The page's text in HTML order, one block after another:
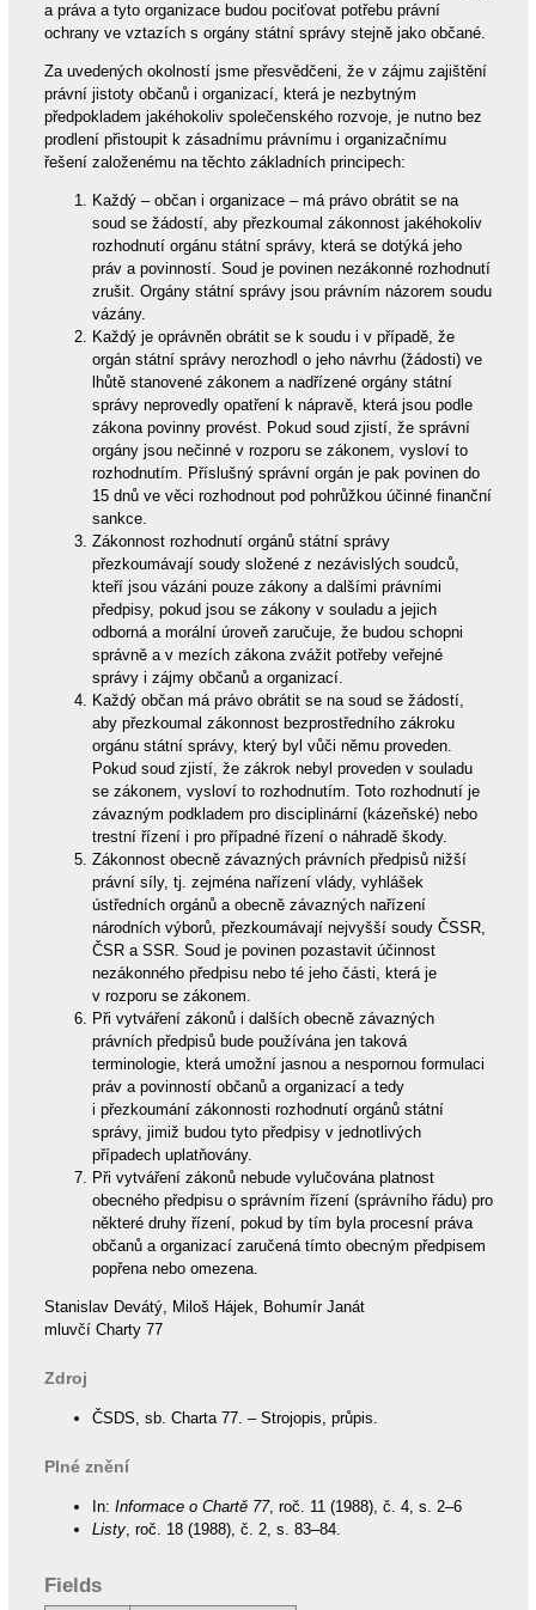
a práva a tyto organizace budou pociťovat potřebu právní
ochrany ve vztazích s orgány státní správy stejně jako občané.
Za uvedených okolností jsme přesvědčeni, že v zájmu zajištění
právní jistoty občanů i organizací, která je nezbytným
předpokladem jakéhokoliv společenského rozvoje, je nutno bez
prodlení přistoupit k zásadnímu právnímu i organizačnímu
řešení založenému na těchto základních principech:
Každý – občan i organizace – má právo obrátit se na
soud se žádostí, aby přezkoumal zákonnost jakéhokoliv
rozhodnutí orgánu státní správy, která se dotýká jeho
práv a povinností. Soud je povinen nezákonné rozhodnutí
zrušit. Orgány státní správy jsou právním názorem soudu
vázány.
Každý je oprávněn obrátit se k soudu i v případě, že
orgán státní správy nerozhodl o jeho návrhu (žádosti) ve
lhůtě stanovené zákonem a nadřízené orgány státní
správy neprovedly opatření k nápravě, která jsou podle
zákona povinny provést. Pokud soud zjistí, že správní
orgány jsou nečinné v rozporu se zákonem, vysloví to
rozhodnutím. Příslušný správní orgán je pak povinen do
15 dnů ve věci rozhodnout pod pohrůžkou účinné finanční
sankce.
Zákonnost rozhodnutí orgánů státní správy
přezkoumávají soudy složené z nezávislých soudců,
kteří jsou vázáni pouze zákony a dalšími právními
předpisy, pokud jsou se zákony v souladu a jejich
odborná a morální úroveň zaručuje, že budou schopni
správně a v mezích zákona zvážit potřeby veřejné
správy i zájmy občanů a organizací.
Každý občan má právo obrátit se na soud se žádostí,
aby přezkoumal zákonnost bezprostředního zákroku
orgánu státní správy, který byl vůči němu proveden.
Pokud soud zjistí, že zákrok nebyl proveden v souladu
se zákonem, vysloví to rozhodnutím. Toto rozhodnutí je
závazným podkladem pro disciplinární (kázeňské) nebo
trestní řízení i pro případné řízení o náhradě škody.
Zákonnost obecně závazných právních předpisů nižší
právní síly, tj. zejména nařízení vlády, vyhlášek
ústředních orgánů a obecně závazných nařízení
národních výborů, přezkoumávají nejvyšší soudy ČSSR,
ČSR a SSR. Soud je povinen pozastavit účinnost
nezákonného předpisu nebo té jeho části, která je
v rozporu se zákonem.
Při vytváření zákonů i dalších obecně závazných
právních předpisů bude používána jen taková
terminologie, která umožní jasnou a nespornou formulaci
práv a povinností občanů a organizací a tedy
i přezkoumání zákonnosti rozhodnutí orgánů státní
správy, jimiž budou tyto předpisy v jednotlivých
případech uplatňovány.
Při vytváření zákonů nebude vylučována platnost
obecného předpisu o správním řízení (správního řádu) pro
některé druhy řízení, pokud by tím byla procesní práva
občanů a organizací zaručená tímto obecným předpisem
popřena nebo omezena.
Stanislav Devátý, Miloš Hájek, Bohumír Janát
mluvčí Charty 77
Zdroj
ČSDS, sb. Charta 77. – Strojopis, průpis.
Plné znění
In: Informace o Chartě 77, roč. 11 (1988), č. 4, s. 2–6
Listy, roč. 18 (1988), č. 2, s. 83–84.
Fields